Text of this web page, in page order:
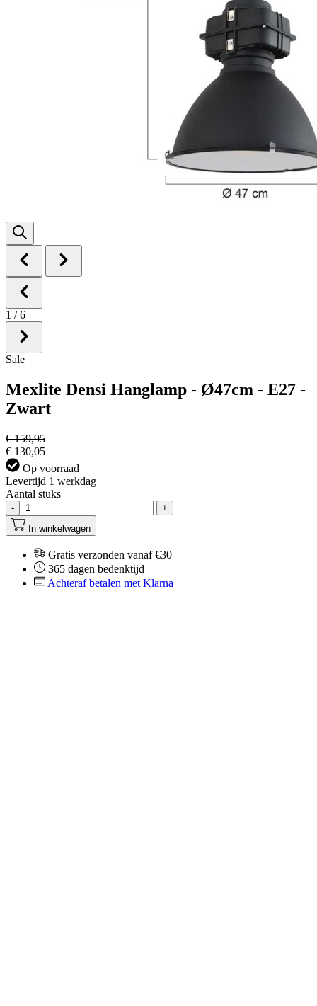
1 / 6
Sale
Mexlite Densi Hanglamp - Ø47cm - E27 -
Zwart
€ 159,95
€ 130,05
Op voorraad
Levertijd 1 werkdag
Aantal stuks
-
+
In winkelwagen
Gratis verzonden vanaf €30
365 dagen bedenktijd
Achteraf betalen met Klarna